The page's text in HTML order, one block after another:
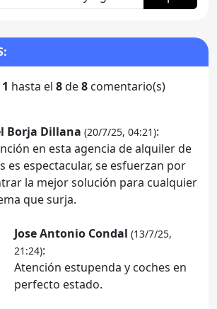
1 hasta el 8de8 comentario(s)
Borja Dillana (20/7/25, 04:21):
en esta agencia de alquiler de
es espectacular, se esfuerzan por
la mejor solución para cualquier
que surja.
Jose Antonio Condal (13/7/25,
21:24):
Atención estupenda y coches en
perfecto estado.